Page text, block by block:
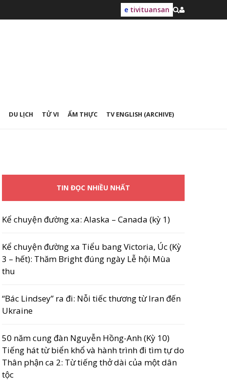
e tivituansan
DU LỊCH TỬ VI ẨM THỰC TV ENGLISH (ARCHIVE)
TIN ĐỌC NHIỀU NHẤT
Kể chuyện đường xa: Alaska – Canada (kỳ 1)
Kể chuyện đường xa Tiểu bang Victoria, Úc (Kỳ
3 – hết): Thăm Bright đúng ngày Lễ hội Mùa
thu
“Bác Lindsey” ra đi: Nỗi tiếc thương từ Iran đến
Ukraine
50 năm cung đàn Nguyễn Hồng-Anh (Kỳ 10)
Tiếng hát từ biển khổ và hành trình đi tìm tự do
Thân phận ca 2: Từ tiếng thở dài của một dân
tộc